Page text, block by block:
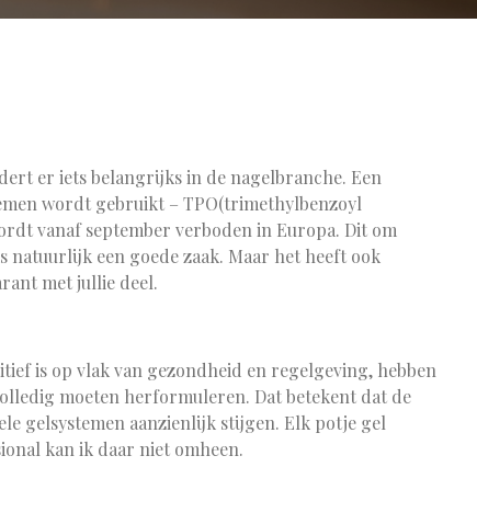
er iets belangrijks in de nagelbranche. Een
wordt gebruikt – TPO(trimethylbenzoyl
vanaf september verboden in Europa. Dit om
natuurlijk een goede zaak. Maar het heeft ook
met jullie deel.
is op vlak van gezondheid en regelgeving, hebben
moeten herformuleren. Dat betekent dat de
gelsystemen aanzienlijk stijgen. Elk potje gel
kan ik daar niet omheen.